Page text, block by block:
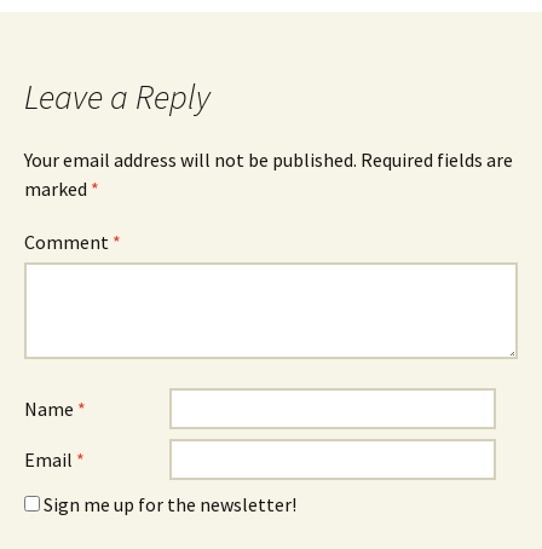
Leave a Reply
Your email address will not be published. Required fields are
marked *
Comment *
Name *
Email *
Sign me up for the newsletter!